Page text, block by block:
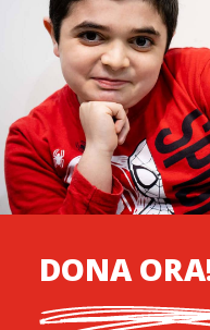
DONA